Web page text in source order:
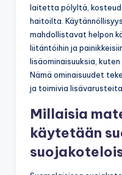
laitetta pölyltä,
haitoilta.
mahdollistavat helpon
liitäntöihin ja
lisäominaisuuksia,
Nämä ominaisuudet
ja toimivia
Millaisia
käytetään